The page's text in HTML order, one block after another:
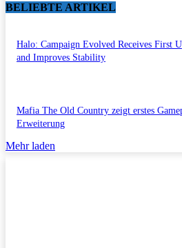
BELIEBTE ARTIKEL
Halo: Campaign Evolved Receives First
and Improves Stability
Mafia The Old Country zeigt erstes
Erweiterung
Mehr laden